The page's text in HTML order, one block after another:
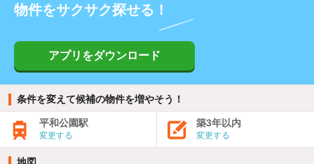
物件をサクサク探せる！
アプリをダウンロード
条件を変えて候補の物件を増やそう！
平和公園駅
変更する
築3年以内
変更する